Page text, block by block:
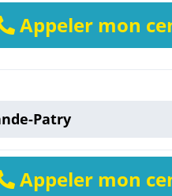
Appeler mon
Patry
Appeler mon